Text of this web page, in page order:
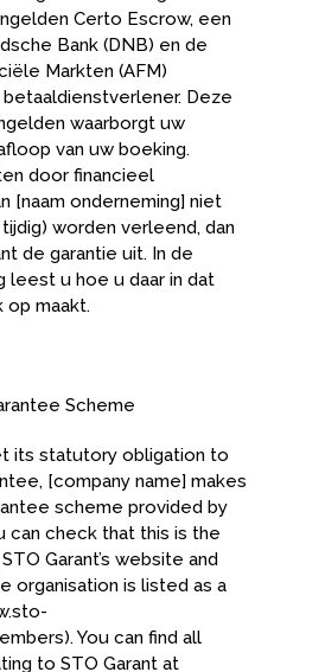
Certo Escrow, een
Bank (DNB) en de
Markten (AFM)
Deze
waarborgt uw
van uw boeking.
door financieel
[naam onderneming] niet
worden verleend, dan
de garantie uit. In de
leest u hoe u daar in dat
op maakt.
Scheme
its statutory obligation to
[company name] makes
scheme provided by
can check that this is the
Garant’s website and
organisation is listed as a
You can find all
to STO Garant at